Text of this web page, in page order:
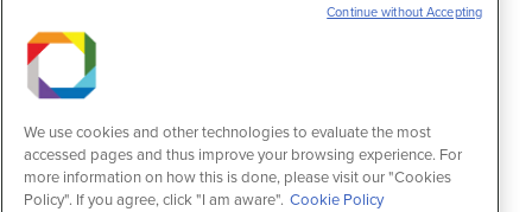
(Brasil): https://goo.gl/forms/JOAhtv4BapFBn8rm1,
até 01 de outubro. Confira a programação
do evento: PReMASUL
_PROGRAMA_CURSO Conteúdo: Capacitar
os participantes para a realização do ensaio
TG OECD…
We use cookies and other technologies to evaluate the most
accessed pages and thus improve your browsing experience. For
more information on how this is done, please visit our "Cookies
Policy". If you agree, click "I am aware". Cookie Policy
Continue without Accepting